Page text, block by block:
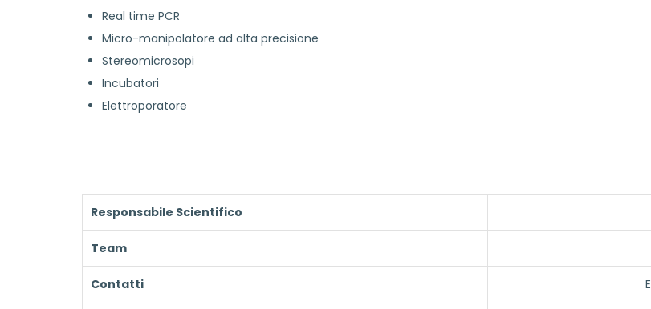
Real time PCR
Micro-manipolatore ad alta precisione
Stereomicrosopi
Incubatori
Elettroporatore
Responsabile Scientifico
Team
Contatti